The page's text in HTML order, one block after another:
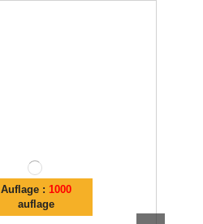
Auflage : 1000
auflage